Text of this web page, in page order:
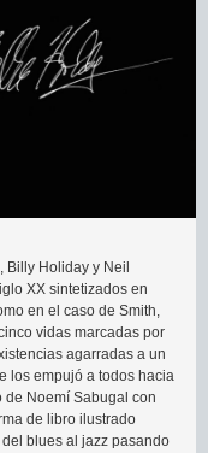
Billy Holiday y Neil
XX sintetizados en
en el caso de Smith,
vidas marcadas por
agarradas a un
los empujó a todos hacia
de Noemí Sabugal con
de libro ilustrado
blues al jazz pasando